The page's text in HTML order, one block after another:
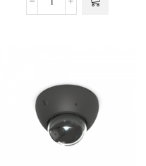
Ubiquiti
G6
Camera
(White)
ποσότητα